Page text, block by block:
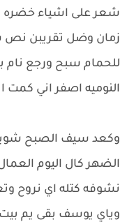
شعر على اشياء خضره
زمان وضل تقريبن نص
للحمام سبح ورجع نام
النوميه اصفر اني كمت
وكعد سيف الصبح
الضهر كال اليوم
نشوفه كتله اي نروح
وياي يوسف بقى يم